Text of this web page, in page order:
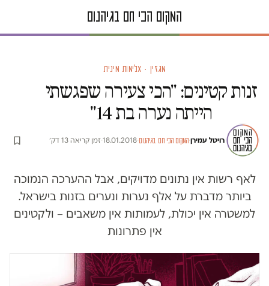
מגזין · אלימות מינית
זנות קטינים: "הכי צעירה שפגשתי
הייתה נערה בת 14"
רויטל עמירן·המקום הכי חם בגיהנום·
18.01.2018
·זמן קריאה 13 דק׳
לאף רשות אין נתונים מדויקים, אבל ההערכה הנמוכה
ביותר מדברת על אלף נערות ונערים בזנות בישראל.
למשטרה אין יכולת, לעמותות אין משאבים – ולקטינים
אין פתרונות